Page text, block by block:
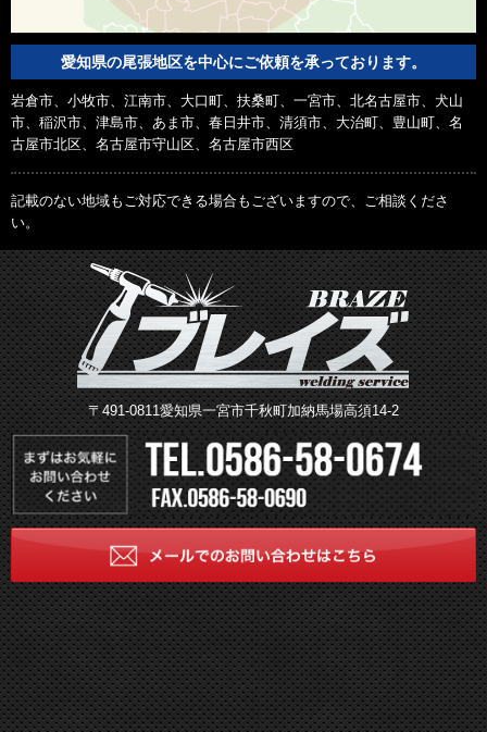
愛知県の尾張地区を中心にご依頼を承っております。
岩倉市、小牧市、江南市、大口町、扶桑町、一宮市、北名古屋市、犬山
市、稲沢市、津島市、あま市、春日井市、清須市、大治町、豊山町、名
古屋市北区、名古屋市守山区、名古屋市西区
記載のない地域もご対応できる場合もございますので、ご相談くださ
い。
〒491-0811愛知県一宮市千秋町加納馬場高須14-2